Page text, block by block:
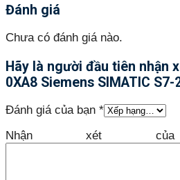
Đánh giá
Chưa có đánh giá nào.
Hãy là người đầu tiên nhận
0XA8 Siemens SIMATIC S7-
Đánh giá của bạn *
Nhận xét